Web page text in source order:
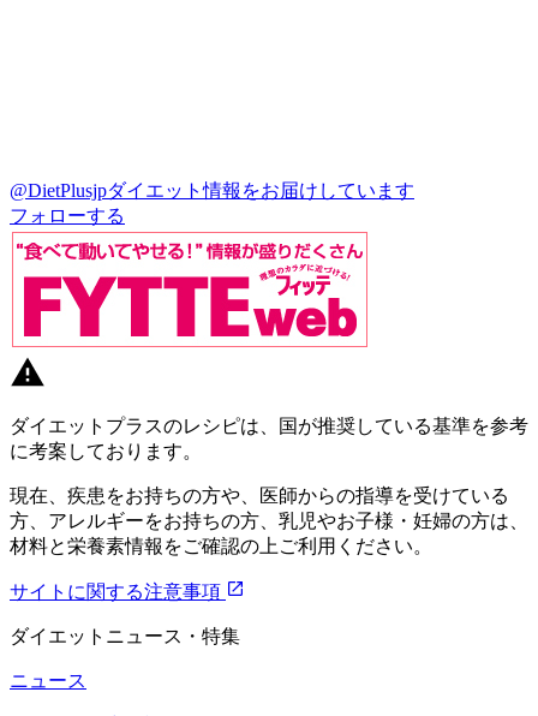
@DietPlusjpダイエット情報をお届けしています
フォローする
ダイエットプラスのレシピは、国が推奨している基準を参考
に考案しております。
現在、疾患をお持ちの方や、医師からの指導を受けている
方、アレルギーをお持ちの方、乳児やお子様・妊婦の方は、
材料と栄養素情報をご確認の上ご利用ください。
サイトに関する注意事項
ダイエットニュース・特集
ニュース